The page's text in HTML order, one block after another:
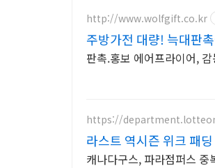
http://www.wolfgift.co.kr
주방가전 대량! 늑대판
판촉.홍보 에어프라이어,
https://
라스트 역시즌 위크 패
캐나다구스, 파라점퍼스